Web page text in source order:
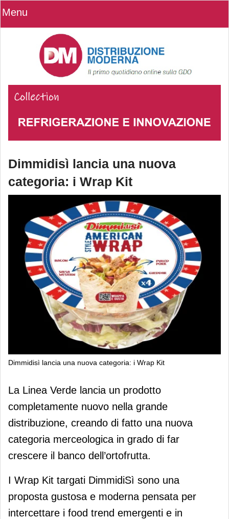
Menu
Dimmidisì lancia una nuova
categoria: i Wrap Kit
Dimmidisì lancia una nuova categoria: i Wrap Kit
Dimmidisì lancia una nuova
categoria: i Wrap Kit
La Linea Verde lancia un prodotto
completamente nuovo nella grande
distribuzione, creando di fatto una nuova
categoria merceologica in grado di far
crescere il banco dell’ortofrutta.
I Wrap Kit targati DimmidiSì sono una
proposta gustosa e moderna pensata per
intercettare i food trend emergenti e in